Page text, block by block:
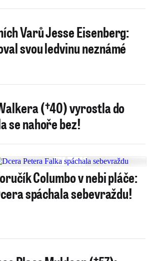
Varů Jesse Eisenberg:
svou ledvinu neznámé
(†40) vyrostla do
se nahoře bez!
Columbo v nebi pláče:
spáchala sebevraždu!